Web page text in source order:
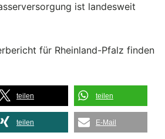
ist landesweit
für Rheinland-Pfalz finden
teilen teilen
teilen E-Mail